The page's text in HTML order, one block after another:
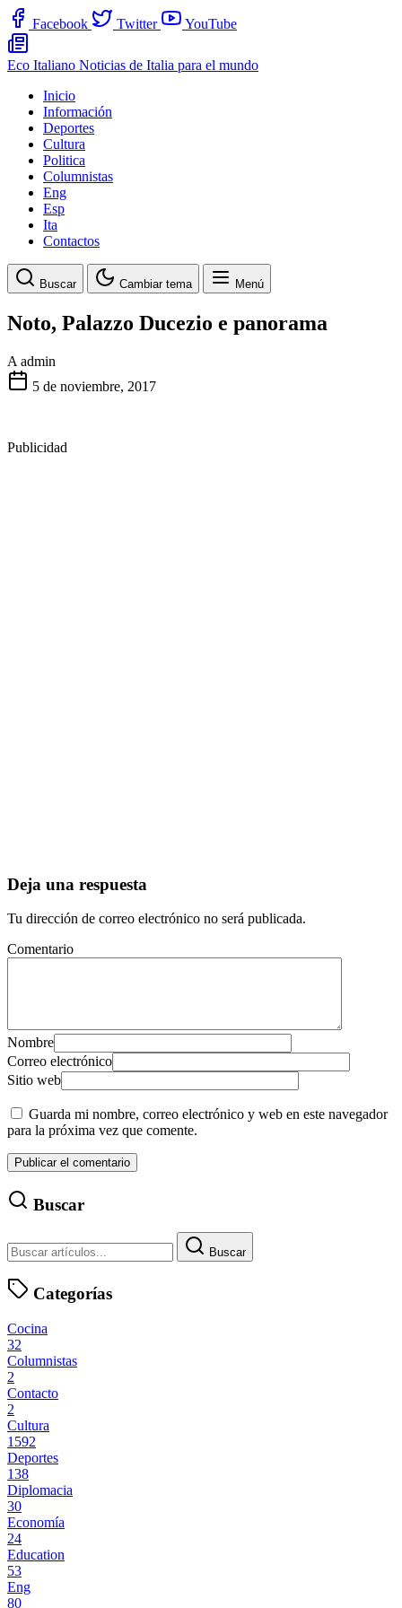
Facebook Twitter YouTube
Eco Italiano Noticias de Italia para el mundo
Inicio
Información
Deportes
Cultura
Politica
Columnistas
Eng
Esp
Ita
Contactos
Buscar Cambiar tema Menú
Noto, Palazzo Ducezio e panorama
A admin
5 de noviembre, 2017
Publicidad
Deja una respuesta
Tu dirección de correo electrónico no será publicada.
Comentario
Nombre
Correo electrónico
Sitio web
Guarda mi nombre, correo electrónico y web en este navegador
para la próxima vez que comente.
Buscar
Buscar
Categorías
Cocina
32
Columnistas
2
Contacto
2
Cultura
1592
Deportes
138
Diplomacia
30
Economía
24
Education
53
Eng
80